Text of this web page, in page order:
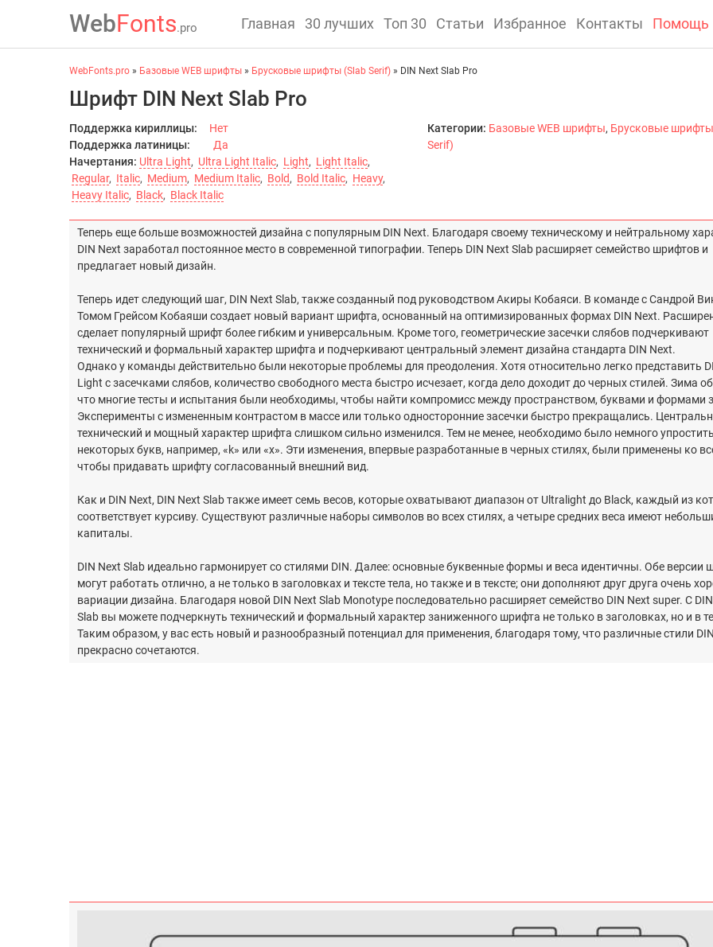
WebFonts.pro Главная 30 лучших Топ 30 Статьи Избранное Контакты Помощь
WebFonts.pro » Базовые WEB шрифты » Брусковые шрифты (Slab Serif) » DIN Next Slab Pro
Шрифт DIN Next Slab Pro
Поддержка кириллицы:
Нет
Поддержка латиницы:
Да
Начертания: Ultra Light, Ultra Light Italic, Light, Light Italic,
Regular, Italic, Medium, Medium Italic, Bold, Bold Italic, Heavy,
Heavy Italic, Black, Black Italic
Категории: Базовые WEB шрифты, Брусковые
Serif)
Теперь еще больше возможностей дизайна с популярным DIN Next. Благодаря своему техническому и нейтральному
DIN Next заработал постоянное место в современной типографии. Теперь DIN Next Slab расширяет семейство шрифтов и
предлагает новый дизайн.
Теперь идет следующий шаг, DIN Next Slab, также созданный под руководством Акиры Кобаяси. В команде с Сандрой
Томом Грейсом Кобаяши создает новый вариант шрифта, основанный на оптимизированных формах DIN Next.
сделает популярный шрифт более гибким и универсальным. Кроме того, геометрические засечки слябов подчеркивают
технический и формальный характер шрифта и подчеркивают центральный элемент дизайна стандарта DIN Next.
Однако у команды действительно были некоторые проблемы для преодоления. Хотя относительно легко представить
Light с засечками слябов, количество свободного места быстро исчезает, когда дело доходит до черных стилей. Зима
что многие тесты и испытания были необходимы, чтобы найти компромисс между пространством, буквами и формами
Эксперименты с измененным контрастом в массе или только односторонние засечки быстро прекращались.
технический и мощный характер шрифта слишком сильно изменился. Тем не менее, необходимо было немного
некоторых букв, например, «k» или «x». Эти изменения, впервые разработанные в черных стилях, были применены ко
чтобы придавать шрифту согласованный внешний вид.
Как и DIN Next, DIN Next Slab также имеет семь весов, которые охватывают диапазон от Ultralight до Black, каждый из
соответствует курсиву. Существуют различные наборы символов во всех стилях, а четыре средних веса имеют
капиталы.
DIN Next Slab идеально гармонирует со стилями DIN. Далее: основные буквенные формы и веса идентичны. Обе версии
могут работать отлично, а не только в заголовках и тексте тела, но также и в тексте; они дополняют друг друга очень
вариации дизайна. Благодаря новой DIN Next Slab Monotype последовательно расширяет семейство DIN Next super. С
Slab вы можете подчеркнуть технический и формальный характер заниженного шрифта не только в заголовках, но и в
Таким образом, у вас есть новый и разнообразный потенциал для применения, благодаря тому, что различные стили
прекрасно сочетаются.